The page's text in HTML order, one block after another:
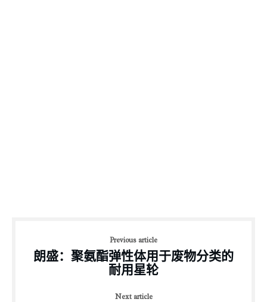
Previous article
朗盛：聚氨酯弹性体用于废物分类的
耐用星轮
Next article